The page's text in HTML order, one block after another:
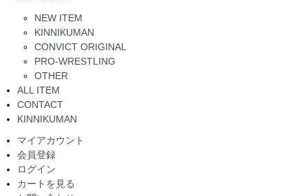
NEW ITEM
KINNIKUMAN
CONVICT ORIGINAL
PRO-WRESTLING
OTHER
ALL ITEM
CONTACT
KINNIKUMAN
マイアカウント
会員登録
ログイン
カートを見る